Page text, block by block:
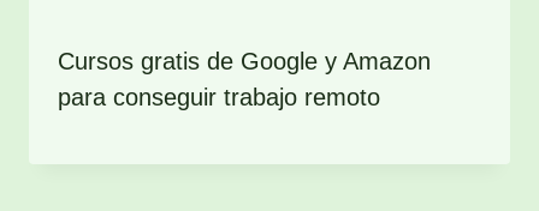
Cursos gratis de Google y Amazon
para conseguir trabajo remoto